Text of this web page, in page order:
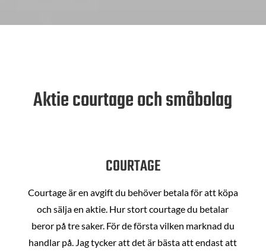
Aktie courtage och småbolag
COURTAGE
Courtage är en avgift du behöver betala för att köpa
och sälja en aktie. Hur stort courtage du betalar
beror på tre saker. För de första vilken marknad du
handlar på. Jag tycker att det är bästa att endast att